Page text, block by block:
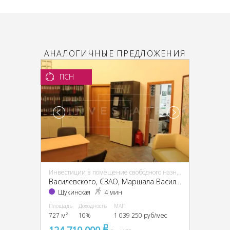
АНАЛОГИЧНЫЕ ПРЕДЛОЖЕНИЯ
ПСН
Инвестиции в помещение свободного назначения (ПСН)
Василевского, CЗАО, Маршала Василевского ул., 13
Щукинская 4 мин
Площадь
727 м²
Доходность
10%
МАП
1 039 250 руб/мес